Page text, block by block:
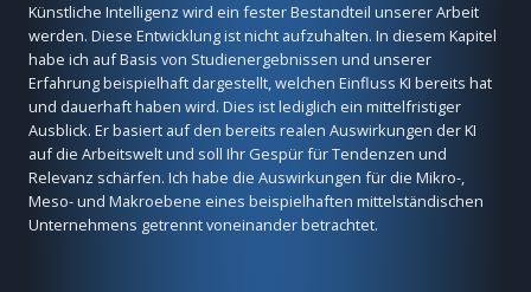
Künstliche Intelligenz wird ein fester Bestandteil unserer Arbeit
werden. Diese Entwicklung ist nicht aufzuhalten. In diesem Kapitel
habe ich auf Basis von Studienergebnissen und unserer
Erfahrung beispielhaft dargestellt, welchen Einfluss KI bereits hat
und dauerhaft haben wird. Dies ist lediglich ein mittelfristiger
Ausblick. Er basiert auf den bereits realen Auswirkungen der KI
auf die Arbeitswelt und soll Ihr Gespür für Tendenzen und
Relevanz schärfen. Ich habe die Auswirkungen für die Mikro-,
Meso- und Makroebene eines beispielhaften mittelständischen
Unternehmens getrennt voneinander betrachtet.